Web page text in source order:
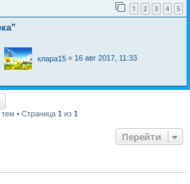
1 2 3 4 5
клара15 « 16 авг 2017, 11:33
тем • Страница 1 из 1
Перейти